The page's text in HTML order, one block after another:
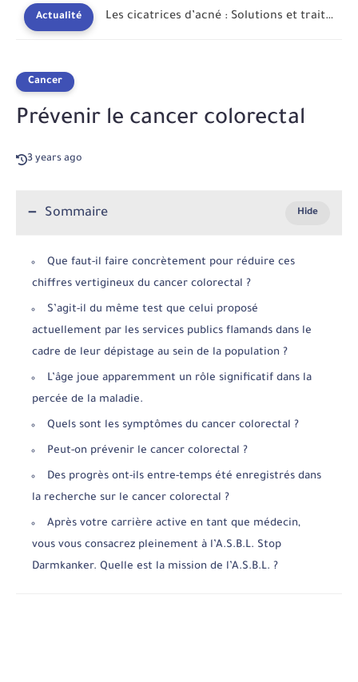
Actualité Les cicatrices d’acné : Solutions et traitements pour une peau...
Cancer
Prévenir le cancer colorectal
3 years ago
Sommaire
Que faut-il faire concrètement pour réduire ces
chiffres vertigineux du cancer colorectal ?
S’agit-il du même test que celui proposé
actuellement par les services publics flamands dans le
cadre de leur dépistage au sein de la population ?
L’âge joue apparemment un rôle significatif dans la
percée de la maladie.
Quels sont les symptômes du cancer colorectal ?
Peut-on prévenir le cancer colorectal ?
Des progrès ont-ils entre-temps été enregistrés dans
la recherche sur le cancer colorectal ?
Après votre carrière active en tant que médecin,
vous vous consacrez pleinement à l’A.S.B.L. Stop
Darmkanker. Quelle est la mission de l’A.S.B.L. ?